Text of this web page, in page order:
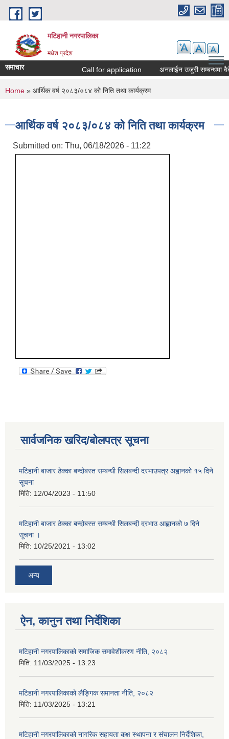
Skip to main content
मटिहानी नगरपालिका
मधेश प्रदेश
समाचार Call for application अनलाईन उजुरी सम्बन्धमा
You are here
Home » आर्थिक वर्ष २०८३/०८४ को निति तथा कार्यक्रम
आर्थिक वर्ष २०८३/०८४ को निति तथा कार्यक्रम
Submitted on: Thu, 06/18/2026 - 11:22
सार्वजनिक खरिद/बोलपत्र सूचना
मटिहानी बाजार ठेक्का बन्दोबस्त सम्बन्धी सिलबन्दी दरभाउपत्र अह्वानको १५ दिने
सूचना
मिति: 12/04/2023 - 11:50
मटिहानी बाजार ठेक्का बन्दोबस्त सम्बन्धी सिलबन्दी दरभाउ आह्वानको ७ दिने
सूचना ।
मिति: 10/25/2021 - 13:02
अन्य
ऐन, कानुन तथा निर्देशिका
मटिहानी नगरपालिकाको समाजिक समावेशीकरण नीति, २०८२
मिति: 11/03/2025 - 13:23
मटिहानी नगरपालिकाको लैङ्गिक समानता नीति, २०८२
मिति: 11/03/2025 - 13:21
मटिहानी नगरपालिकाको नागरिक सहायता कक्ष स्थापना र संचालन निर्देशिका,